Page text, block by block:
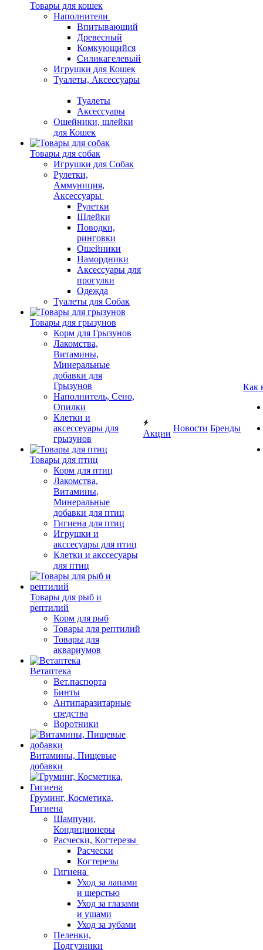
Товары для кошек
Наполнители
Впитывающий
Древесный
Комкующийся
Силикагелевый
Игрушки для Кошек
Туалеты, Аксессуары
Туалеты
Аксессуары
Ошейники, шлейки
для Кошек
Товары для собак
Игрушки для Собак
Рулетки,
Аммуниция,
Аксессуары
Рулетки
Шлейки
Поводки,
ринговки
Ошейники
Намордники
Аксессуары для
прогулки
Одежда
Туалеты для Собак
Товары для грызунов
Корм для Грызунов
Лакомства,
Витамины,
Минеральные
добавки для
Грызунов
Наполнитель, Сено,
Опилки
Клетки и
аксессеуары для
грызунов
Товары для птиц
Корм для птиц
Лакомства,
Витамины,
Минеральные
добавки для птиц
Гигиена для птиц
Игрушки и
акссесуары для птиц
Клетки и акссесуары
для птиц
Товары для рыб и
рептилий
Корм для рыб
Товары для рептилий
Товары для
аквариумов
Ветаптека
Вет.паспорта
Бинты
Антипаразитарные
средства
Воротники
Витамины, Пищевые
добавки
Груминг, Косметика,
Гигиена
Шампуни,
Кондиционеры
Расчески, Когтерезы
Расчески
Когтерезы
Гигиена
Уход за лапами
и шерстью
Уход за глазами
и ушами
Уход за зубами
Пеленки,
Подгузники
Акции
Новости Бренды
Как